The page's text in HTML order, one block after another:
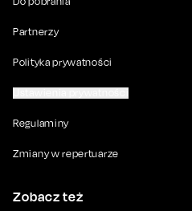
Partnerzy
Polityka prywatności
Regulaminy
Zmiany w repertuarze
Zobacz też